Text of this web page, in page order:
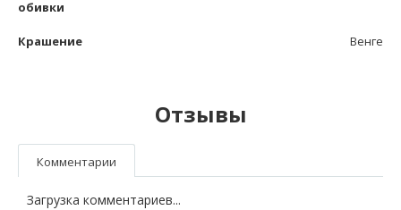
обивки
Крашение Венге
Отзывы
Комментарии
Загрузка комментариев...